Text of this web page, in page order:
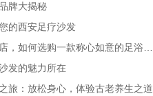
牌大揭秘
的西安足疗沙发
发的魅力所在
旅：放松身心，体验古老养生之道